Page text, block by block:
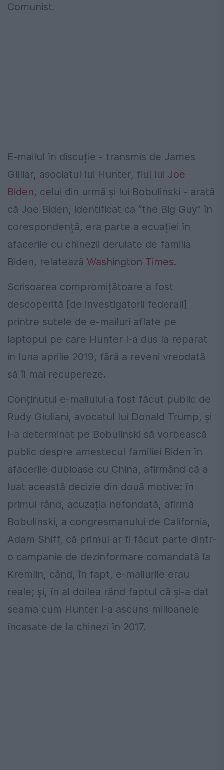
Comunist.
E-mailul în discuție - transmis de James
Gilliar, asociatul lui Hunter, fiul lui Joe
Biden, celui din urmă și lui Bobulinski - arată
că Joe Biden, identificat ca “the Big Guy” în
corespondență, era parte a ecuației în
afacerile cu chinezii derulate de familia
Biden, relatează Washington Times.
Scrisoarea compromițătoare a fost
descoperită [de investigatorii federali]
printre sutele de e-mailuri aflate pe
laptopul pe care Hunter l-a dus la reparat
in luna aprilie 2019, fără a reveni vreodată
să îl mai recupereze.
Conținutul e-mailului a fost făcut public de
Rudy Giuliani, avocatul lui Donald Trump, și
l-a determinat pe Bobulinski să vorbească
public despre amestecul familiei Biden în
afacerile dubioase cu China, afirmând că a
luat această decizie din două motive: în
primul rând, acuzația nefondată, afirmă
Bobulinski, a congresmanului de California,
Adam Shiff, că primul ar fi făcut parte dintr-
o campanie de dezinformare comandată la
Kremlin, când, în fapt, e-mailurile erau
reale; și, în al doilea rând faptul că și-a dat
seama cum Hunter i-a ascuns milioanele
încasate de la chinezi în 2017.